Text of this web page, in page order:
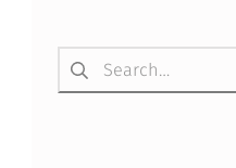
Suchen nach: